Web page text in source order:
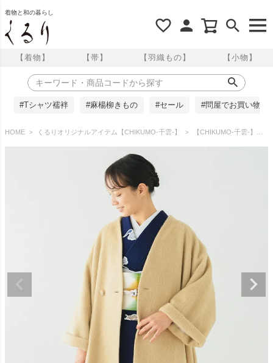
着物と和の暮らし
【着物】 【帯】 【羽織もの】 【小物】
#Tシャツ襦袢 #麻楊柳きもの #セール #問屋でお買い物
HOME くるりオリジナルアイテム【CHIKUMO-千雲-】 【CHIKUMO-千雲-】モヘアシャギーロングコート/ベージュ くるり